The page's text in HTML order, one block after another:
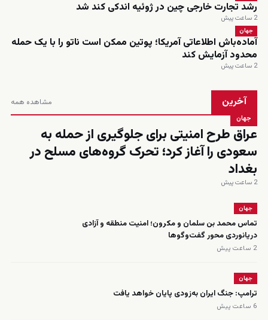
رشد تجارت خارجی چین در ژوئیه اندکی کند شد
2 ساعت پیش
جهان
آماده‌باش اطلاعاتی آمریکا؛ پوتین ممکن است ناتو را با یک حمله
محدود آزمایش کند
2 ساعت پیش
آخرین مشاهده همه
جهان
عراق طرح امنیتی برای جلوگیری از حمله به
سعودی را آغاز کرد؛ تحرک گروه‌های مسلح در
بغداد
2 ساعت پیش
جهان
تماس محمد بن سلمان و مکرون؛ امنیت منطقه و آزادی
دریانوردی محور گفت‌وگوها
2 ساعت پیش
جهان
ترامپ: جنگ ایران به‌زودی پایان خواهد یافت
6 ساعت پیش